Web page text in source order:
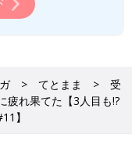
てとまま
受
疲れ果てた【3人目も!?
】